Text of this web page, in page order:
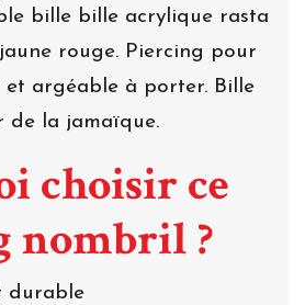
bille bille acrylique rasta
rouge. Piercing pour
et argéable à porter. Bille
de la jamaïque.
choisir ce
nombril ?
durable